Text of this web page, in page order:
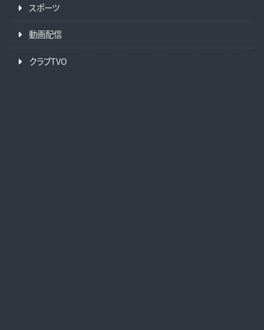
スポーツ
動画配信
クラブTVO